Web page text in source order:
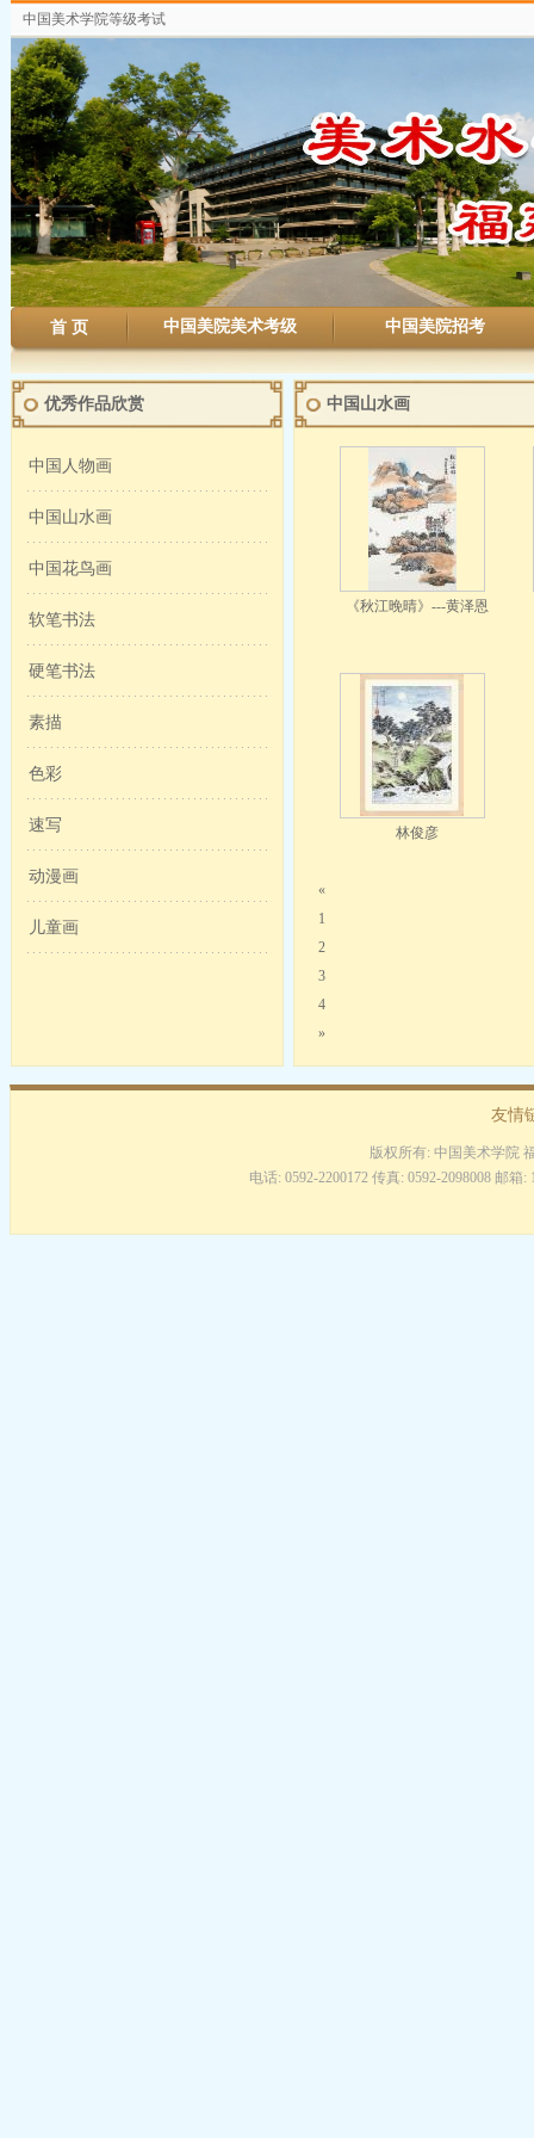
中国美术学院等级考试
首 页 中国美院美术考级 中国美院招考
优秀作品欣赏
中国人物画
中国山水画
中国花鸟画
软笔书法
硬笔书法
素描
色彩
速写
动漫画
儿童画
中国山水画
《秋江晚晴》---黄泽恩
林俊彦
«
1
2
3
4
»
友情
版权所有: 中国美术学院
电话: 0592-2200172 传真: 0592-2098008 邮